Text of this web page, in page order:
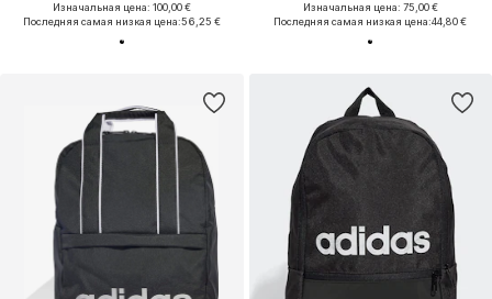
Изначальная цена: 100,00 €
Последняя самая низкая цена:56,25 €
Изначальная цена: 75,00 €
Последняя самая низкая цена:44,80 €